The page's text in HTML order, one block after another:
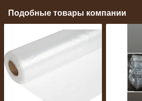
Подобные товары компании